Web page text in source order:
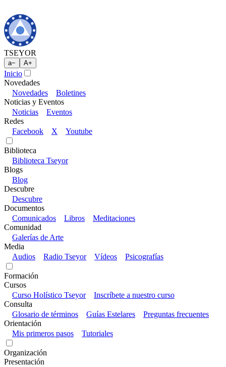
TSEYOR
a− A+
Inicio
Novedades
Novedades
Boletines
Noticias y Eventos
Noticias
Eventos
Redes
Facebook
X Youtube
Biblioteca
Biblioteca Tseyor
Blogs
Blog
Descubre
Descubre
Documentos
Comunicados
Libros
Meditaciones
Comunidad
Galerías de Arte
Media
Audios
Radio Tseyor Vídeos Psicografías
Formación
Cursos
Curso Holístico Tseyor
Inscríbete a nuestro curso
Consulta
Glosario de términos
Guías Estelares
Preguntas frecuentes
Orientación
Mis primeros pasos
Tutoriales
Organización
Presentación